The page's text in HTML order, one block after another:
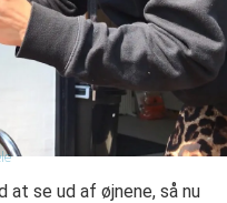
se ud af øjnene, så nu